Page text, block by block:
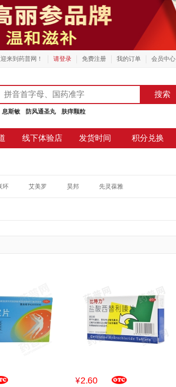
来到药普网！ 请登录 免费注册 我的订单 会员中心
息斯敏 防风通圣丸 肤痒颗粒
线下体验店 发货时间 积分兑换
环 艾美罗 昊邦 先灵葆雅
¥2.60